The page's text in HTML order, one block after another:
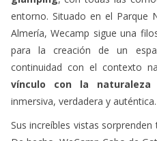
glamping, con todas las
entorno. Situado en el Parque
Almería, Wecamp sigue una
para la creación de un
inmersiva, verdadera y auténtica.
Sus increíbles vistas